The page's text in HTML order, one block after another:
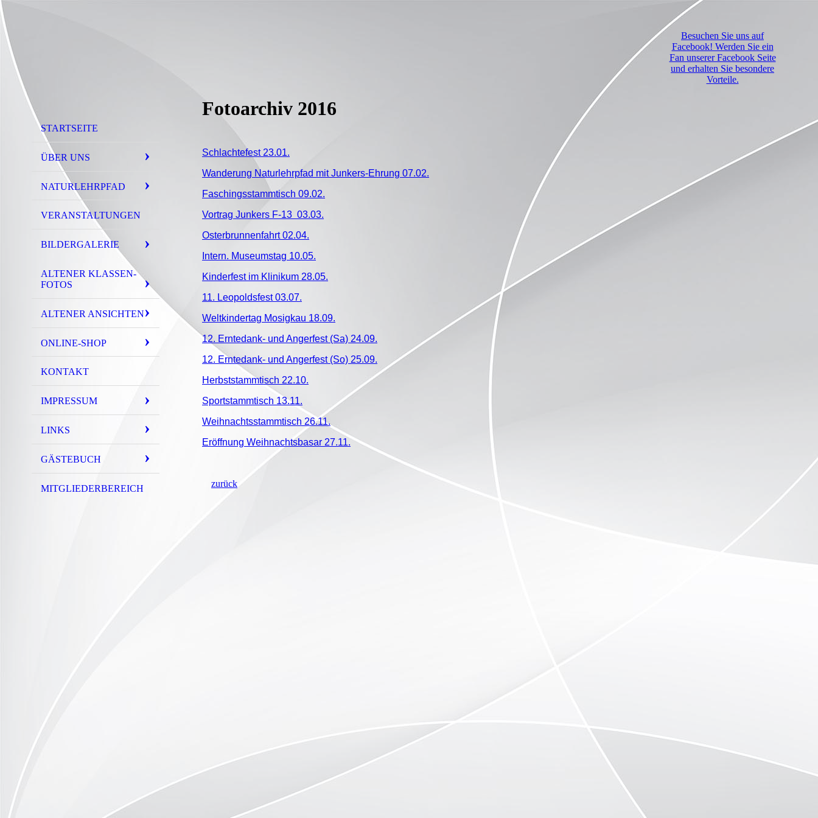
STARTSEITE
ÜBER UNS
NATURLEHRPFAD
VERANSTALTUNGEN
BILDERGALERIE
ALTENER KLASSEN-
FOTOS
ALTENER ANSICHTEN
ONLINE-SHOP
KONTAKT
IMPRESSUM
LINKS
GÄSTEBUCH
MITGLIEDERBEREICH
Fotoarchiv 2016
Schlachtefest 23.01.
Wanderung Naturlehrpfad mit Junkers-Ehrung 07.02.
Faschingsstammtisch 09.02.
Vortrag Junkers F-13 03.03.
Osterbrunnenfahrt 02.04.
Intern. Museumstag 10.05.
Kinderfest im Klinikum 28.05.
11. Leopoldsfest 03.07.
Weltkindertag Mosigkau 18.09.
12. Erntedank- und Angerfest (Sa) 24.09.
12. Erntedank- und Angerfest (So) 25.09.
Herbststammtisch 22.10.
Sportstammtisch 13.11.
Weihnachtsstammtisch 26.11.
Eröffnung Weihnachtsbasar 27.11.
zurück
Besuchen Sie uns auf
Facebook! Werden Sie ein
Fan unserer Facebook Seite
und erhalten Sie besondere
Vorteile.